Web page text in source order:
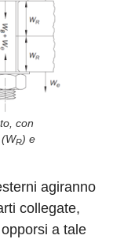
con
R) e
agiranno
collegate,
a tale